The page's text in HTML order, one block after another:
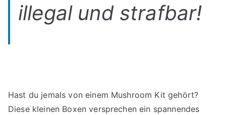
illegal und strafbar!
Hast du jemals von einem Mushroom Kit gehört?
Diese kleinen Boxen versprechen ein spannendes